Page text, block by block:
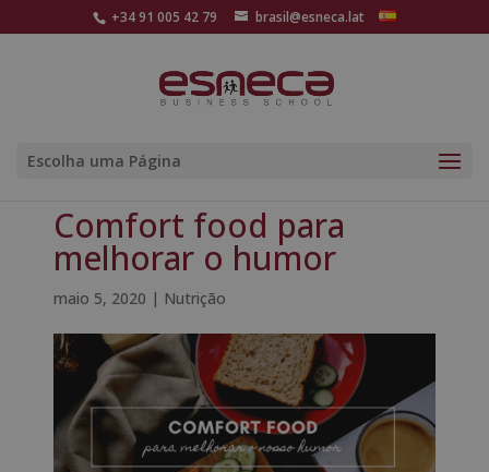
+34 91 005 42 79 brasil@esneca.lat
Escolha uma Página
Comfort food para
melhorar o humor
maio 5, 2020 | Nutrição